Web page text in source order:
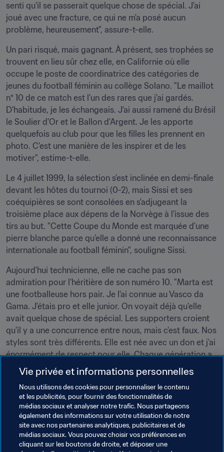
senti qu'il se passerait quelque chose de spécial. J'ai
joué avec une fracture, ce qui ne m'a posé aucun
problème, heureusement", assure-t-elle.
Un pari risqué, mais gagnant. À présent, ses trophées se
trouvent en lieu sûr chez elle, en Californie où elle
occupe le poste de coordinatrice des catégories de
jeunes du football féminin au collège Solano. "Le maillot
n° 10 de ce match est l'un des rares que j'ai gardés.
D'habitude, je les échangeais. J'ai aussi ramené du Brésil
le Soulier d'Or et le Ballon d'Argent. Je les apporte
quelquefois au club pour que les filles les prennent en
photo. C'est une manière de les inspirer et de les
motiver", estime-t-elle.
Le 4 juillet 1999, la sélection s'est inclinée en demi-finale
devant les hôtes du tournoi (0-2), mais Sissi et ses
coéquipières se sont consolées en s'adjugeant la
troisième place aux dépens de la Norvège à l'issue des
tirs au but. "Cette Coupe du Monde est marquée d'une
pierre blanche parce qu'elle a donné une reconnaissance
internationale au football féminin", souligne Sissi.
Aujourd'hui technicienne, elle ne cache pas son
admiration pour l'héritière de son numéro 10. "Marta est
une footballeuse hors pair. Je l'ai connue au Vasco da
Gama. J'étais pro et elle junior. On voyait déjà qu'elle
avait quelque chose de spécial. Les supporters croient
qu'il y a une concurrence entre nous, mais c'est faux. Nos
styles sont très différents. Elle est née avec un don et j'ai
énormément de respect pour elle. Chaque génération a
ses stars et Marta est aujourd'hui celle qui incarne le
mieux le football féminin brésilien", conclut-elle, heureuse
d'avoir trouvé un relais idéal.
Vie privée et informations personnelles
Nous utilisons des cookies pour personnaliser le contenu
et les publicités, pour fournir des fonctionnalités de
médias sociaux et analyser notre trafic. Nous partageons
également des informations sur votre utilisation de notre
site avec nos partenaires analytiques, publicitaires et de
médias sociaux. Vous pouvez choisir vos préférences en
cliquant sur les boutons de droite, et déposer une